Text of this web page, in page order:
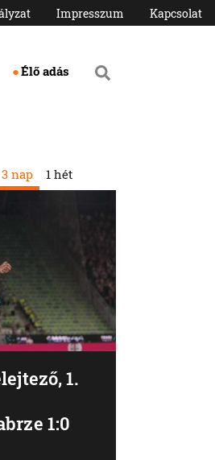
Impresszum Kapcsolat
Élő adás
3 nap
1.
1:0
1 hét